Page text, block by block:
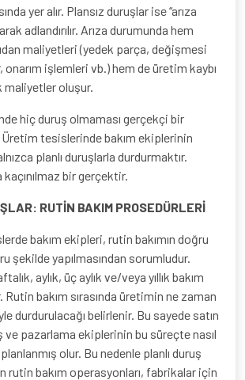
yer alır. Plansız duruşlar ise “arıza
adlandırılır. Arıza durumunda hem
maliyetleri (yedek parça, değişmesi
işlemleri vb.) hem de üretim kaybı
maliyetler oluşur.
hiç duruş olmaması gerçekçi bir
tesislerinde bakım ekiplerinin
planlı duruşlarla durdurmaktır.
kaçınılmaz bir gerçektir.
RUTİN BAKIM PROSEDÜRLERİ
bakım ekipleri, rutin bakımın doğru
şekilde yapılmasından sorumludur.
aylık, üç aylık ve/veya yıllık bakım
Rutin bakım sırasında üretimin ne zaman
durdurulacağı belirlenir. Bu sayede satın
ve pazarlama ekiplerinin bu süreçte nasıl
olur. Bu nedenle planlı duruş
rutin bakım operasyonları, fabrikalar için